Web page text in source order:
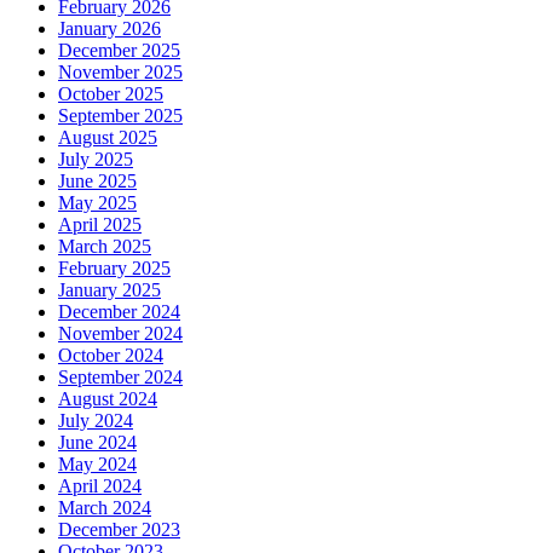
February 2026
January 2026
December 2025
November 2025
October 2025
September 2025
August 2025
July 2025
June 2025
May 2025
April 2025
March 2025
February 2025
January 2025
December 2024
November 2024
October 2024
September 2024
August 2024
July 2024
June 2024
May 2024
April 2024
March 2024
December 2023